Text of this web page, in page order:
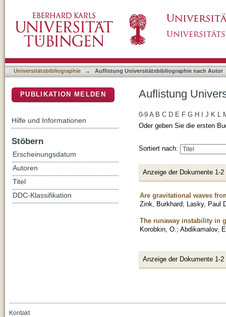
Universitätsbibliographie → Auflistung Universitätsbibliographie nach Autor
Auflistung
0-9 A B C D E F G H J K L
Oder geben Sie die ersten
Sortiert nach:
Anzeige der Dokumente 1-2
Are gravitational waves
Zink, Burkhard; Lasky, Paul
The runaway instability in
Korobkin, O. ; Abdikamalov,
Anzeige der Dokumente 1-2
PUBLIKATION MELDEN
Hilfe und Informationen
Stöbern
Erscheinungsdatum
Autoren
Titel
DDC-Klassifikation
Kontakt